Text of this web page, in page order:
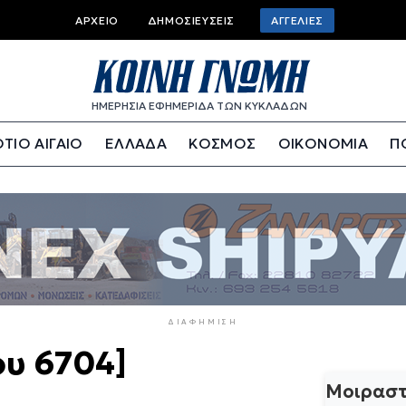
Top
bar
menu
ΑΡΧΕΊΟ ΔΗΜΟΣΙΕΎΣΕΙΣ ΑΓΓΕΛΊΕΣ
ΗΜΕΡΗΣΙΑ ΕΦΗΜΕΡΙΔΑ ΤΩΝ ΚΥΚΛΑΔΩΝ
ΑΙΓΑΙΟ ΕΛΛΑΔΑ ΚΟΣΜΟΣ ΟΙΚΟΝΟΜΙΑ
ΔΙΑΦΉΜΙΣΗ
6704]